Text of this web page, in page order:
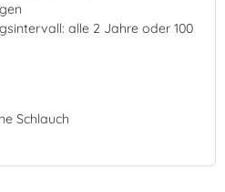
alle 2 Jahre oder 100
Schlauch